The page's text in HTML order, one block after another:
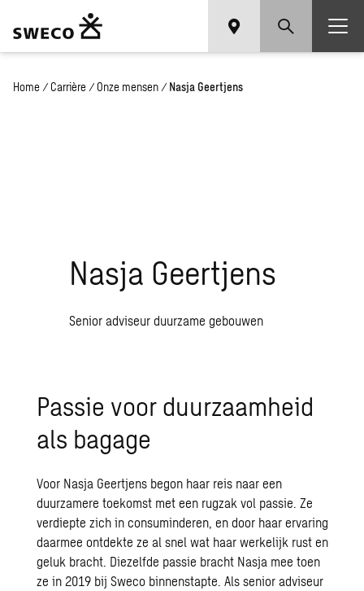
Home / Carrière / Onze mensen / Nasja Geertjens
Nasja Geertjens
Senior adviseur duurzame gebouwen
Passie voor duurzaamheid
als bagage
Voor Nasja Geertjens begon haar reis naar een
duurzamere toekomst met een rugzak vol passie. Ze
verdiepte zich in consuminderen, en door haar ervaring
daarmee ontdekte ze al snel wat haar werkelijk rust en
geluk bracht. Diezelfde passie bracht Nasja mee toen
ze in 2019 bij Sweco binnenstapte. Als senioradviseur